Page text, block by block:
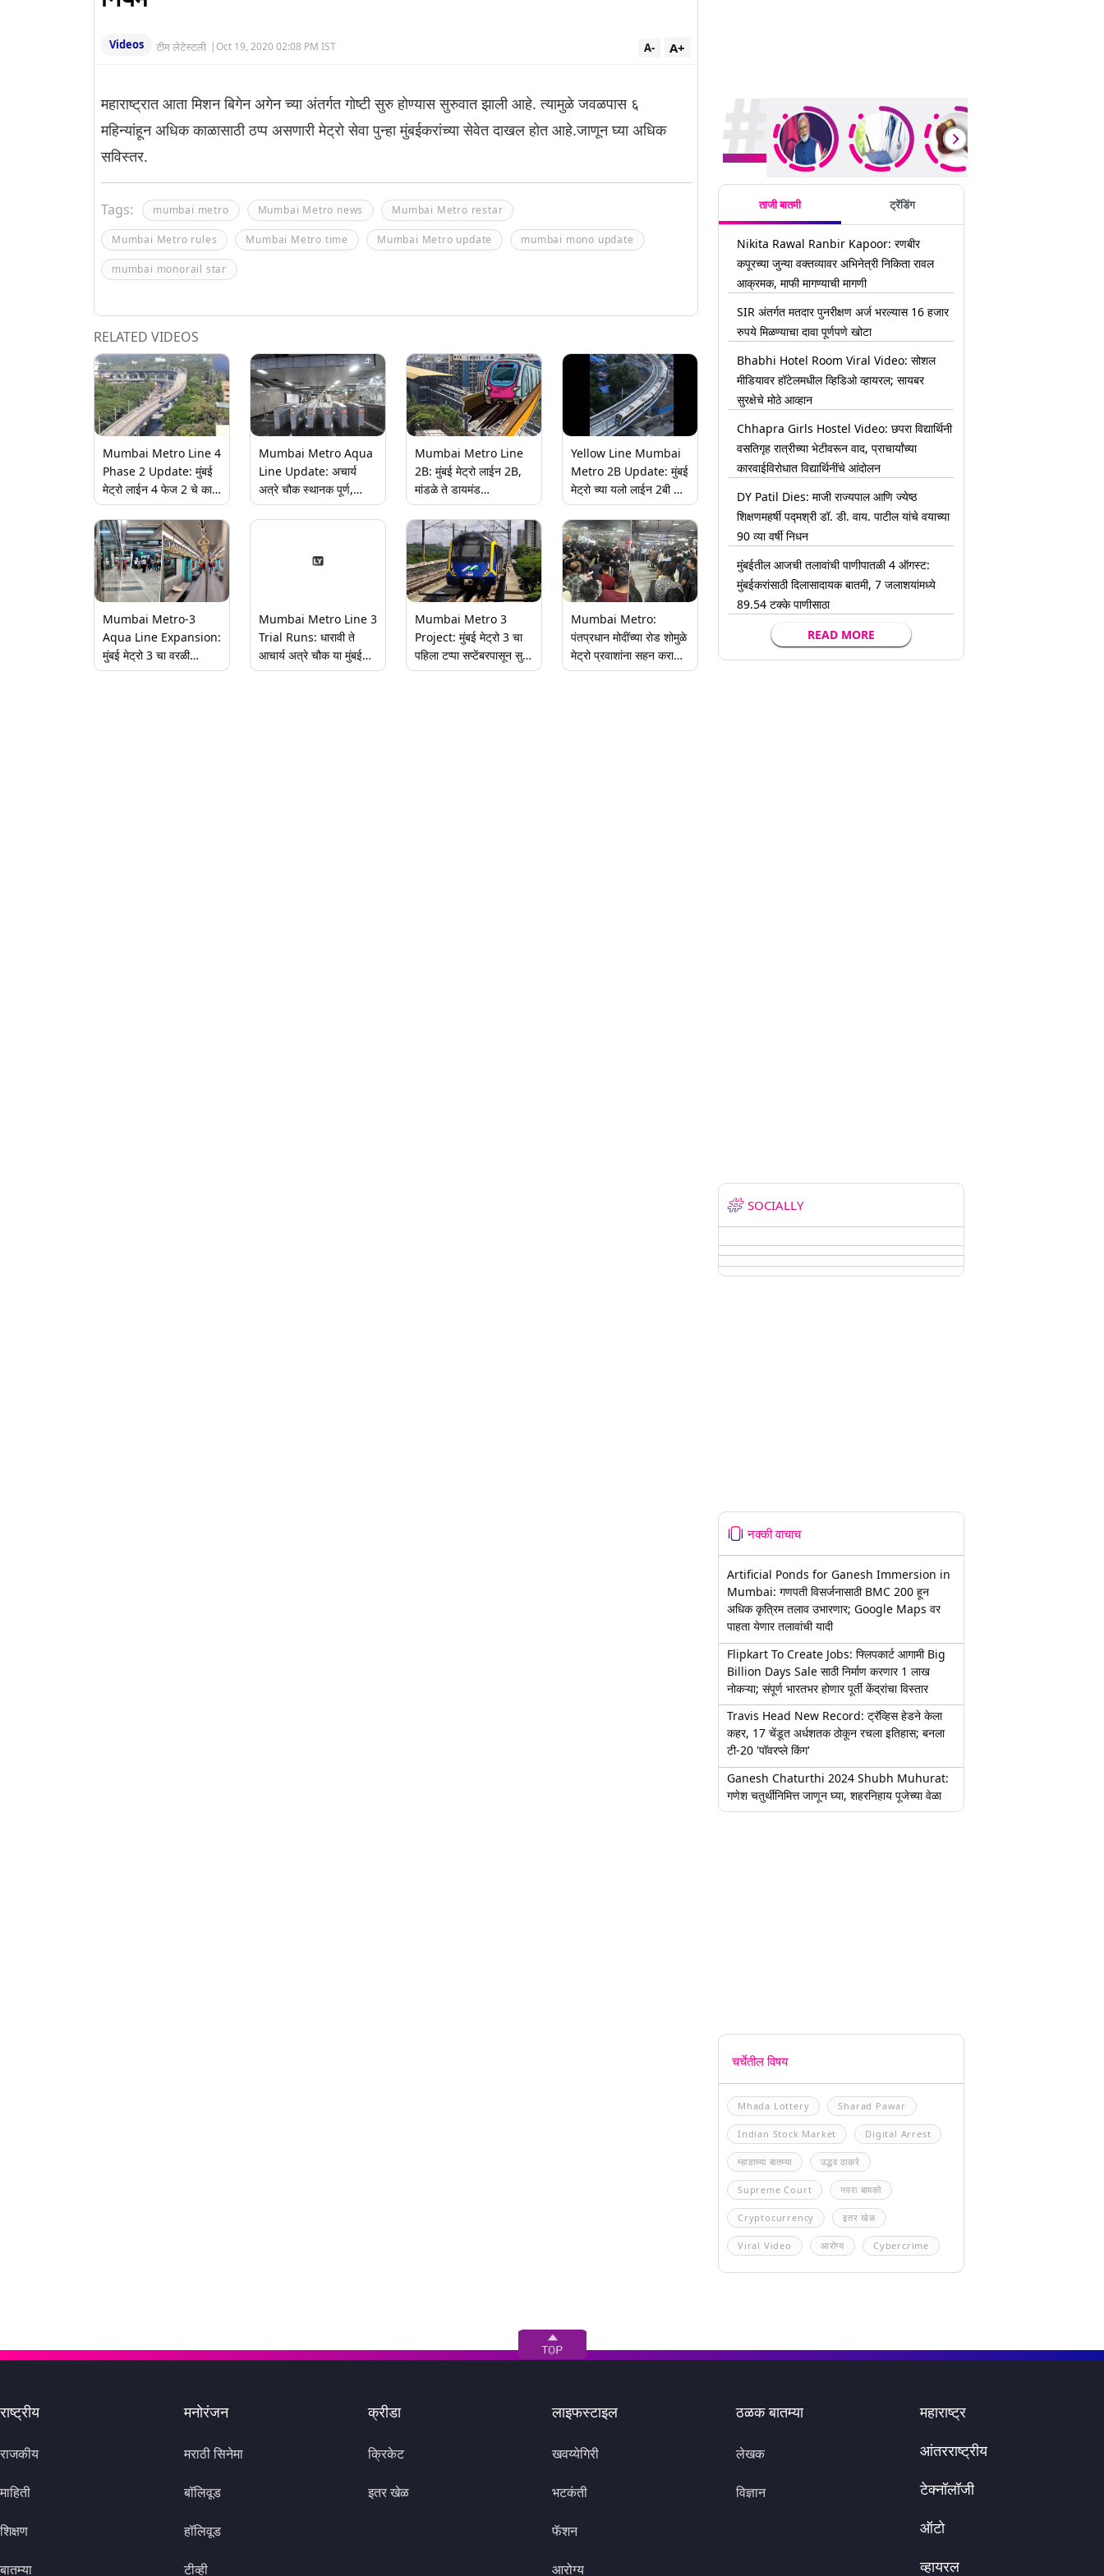
Videos टीम लेटेस्टली | Oct 19, 2020 02:08 PM IST A+
A-
महाराष्ट्रात आता मिशन बिगेन अगेन च्या अंतर्गत गोष्टी सुरु होण्यास सुरुवात झाली आहे. त्यामुळे जवळपास ६
महिन्यांहून अधिक काळासाठी ठप्प असणारी मेट्रो सेवा पुन्हा मुंबईकरांच्या सेवेत दाखल होत आहे.जाणून घ्या अधिक
सविस्तर.
Tags: mumbai metro Mumbai Metro news Mumbai Metro restar
Mumbai Metro rules Mumbai Metro time Mumbai Metro update mumbai mono update
mumbai monorail star
RELATED VIDEOS
Mumbai Metro Line 4
Phase 2 Update: मुंबई
मेट्रो लाईन 4 फेज 2 चे काम
प्रगतीपथावर; विक्रोळीतील
गांधी नगर जंक्शन येथे स्टील
गर्डर बसवण्यास सुरुवात
Mumbai Metro Aqua
Line Update: अचार्य
अत्रे चौक स्थानक पूर्ण,
प्रवाशांसाठी सेवा लवकरच
सुरू होणार; मुंबई मेट्रो अक्वा
Mumbai Metro Line
2B: मुंबई मेट्रो लाईन 2B,
मांडळे ते डायमंड
गार्डनदरम्यान 5.5 किमी
मार्गावर प्रायोगिक चाचण्या
सुरू
Yellow Line Mumbai
Metro 2B Update: मुंबई
मेट्रो च्या यलो लाईन 2बी ची
ट्रायल रन 16 एप्रिलपासून;
हार्बर लाईनला जोडणार
पश्चिम उपनगरांसह
Mumbai Metro-3
Aqua Line Expansion:
मुंबई मेट्रो 3 चा वरळी
पर्यंतचा टप्पा लवकरच होणार
Mumbai Metro Line 3
Trial Runs: धारावी ते
आचार्य अत्रे चौक या मुंबई
मेट्रो अॅक्वा लाइन 3 ची
Mumbai Metro 3
Project: मुंबई मेट्रो 3 चा
पहिला टप्पा सप्टेंबरपासून सुरू
होणार; डिसेंबर 2024 च्या
Mumbai Metro:
पंतप्रधान मोदींच्या रोड शोमुळे
मेट्रो प्रवाशांना सहन करावा
लागला नाहक त्रास,
ताजी बातमी ट्रेंडिंग
Nikita Rawal Ranbir Kapoor: रणबीर
कपूरच्या जुन्या वक्तव्यावर अभिनेत्री निकिता रावल
आक्रमक, माफी मागण्याची मागणी
SIR अंतर्गत मतदार पुनरीक्षण अर्ज भरल्यास 16 हजार
रुपये मिळण्याचा दावा पूर्णपणे खोटा
Bhabhi Hotel Room Viral Video: सोशल
मीडियावर हॉटेलमधील व्हिडिओ व्हायरल; सायबर
सुरक्षेचे मोठे आव्हान
Chhapra Girls Hostel Video: छपरा विद्यार्थिनी
वसतिगृह रात्रीच्या भेटीवरून वाद, प्राचार्यांच्या
कारवाईविरोधात विद्यार्थिनींचे आंदोलन
DY Patil Dies: माजी राज्यपाल आणि ज्येष्ठ
शिक्षणमहर्षी पद्मश्री डॉ. डी. वाय. पाटील यांचे वयाच्या
90 व्या वर्षी निधन
मुंबईतील आजची तलावांची पाणीपातळी 4 ऑगस्ट:
मुंबईकरांसाठी दिलासादायक बातमी, 7 जलाशयांमध्ये
89.54 टक्के पाणीसाठा
READ MORE
SOCIALLY
नक्की वाचाच
Artificial Ponds for Ganesh Immersion in
Mumbai: गणपती विसर्जनासाठी BMC 200 हून
अधिक कृत्रिम तलाव उभारणार; Google Maps वर
पाहता येणार तलावांची यादी
Flipkart To Create Jobs: फ्लिपकार्ट आगामी Big
Billion Days Sale साठी निर्माण करणार 1 लाख
नोकऱ्या; संपूर्ण भारतभर होणार पूर्ती केंद्रांचा विस्तार
Travis Head New Record: ट्रॅव्हिस हेडने केला
कहर, 17 चेंडूत अर्धशतक ठोकून रचला इतिहास; बनला
टी-20 'पॉवरप्ले किंग'
Ganesh Chaturthi 2024 Shubh Muhurat:
गणेश चतुर्थीनिमित्त जाणून घ्या, शहरनिहाय पूजेच्या वेळा
चर्चेतील विषय
Mhada Lottery Sharad Pawar
Indian Stock Market Digital Arrest
म्हाडाच्या बातम्या उद्धव ठाकरे
Supreme Court नवरा बायको
Cryptocurrency इतर खेळ
Viral Video आरोग्य Cybercrime
राष्ट्रीय
राजकीय
माहिती
शिक्षण
बातम्या
मनोरंजन
मराठी सिनेमा
बॉलिवूड
हॉलिवूड
टीव्ही
क्रीडा
क्रिकेट
इतर खेळ
लाइफस्टाइल
खवय्येगिरी
भटकंती
फॅशन
आरोग्य
ठळक बातम्या
लेखक
विज्ञान
महाराष्ट्र
आंतरराष्ट्रीय
टेक्नॉलॉजी
ऑटो
व्हायरल